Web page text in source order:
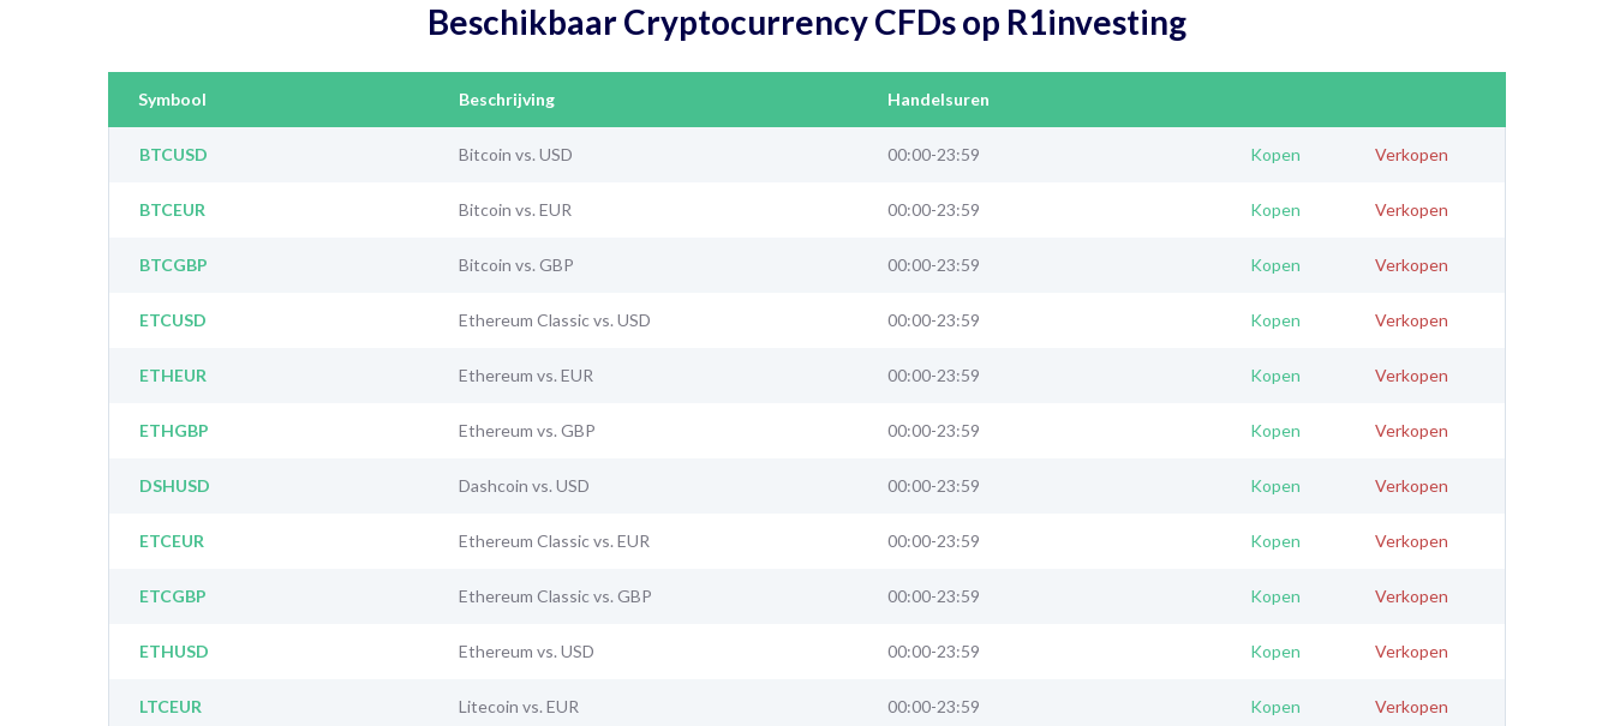
Beschikbaar Cryptocurrency CFDs op R1investing
Symbool Beschrijving Handelsuren
BTCUSD Bitcoin vs. USD 00:00-23:59 Kopen Verkopen
BTCEUR Bitcoin vs. EUR 00:00-23:59 Kopen Verkopen
BTCGBP Bitcoin vs. GBP 00:00-23:59 Kopen Verkopen
ETCUSD Ethereum Classic vs. USD 00:00-23:59 Kopen Verkopen
ETHEUR Ethereum vs. EUR 00:00-23:59 Kopen Verkopen
ETHGBP Ethereum vs. GBP 00:00-23:59 Kopen Verkopen
DSHUSD Dashcoin vs. USD 00:00-23:59 Kopen Verkopen
ETCEUR Ethereum Classic vs. EUR 00:00-23:59 Kopen Verkopen
ETCGBP Ethereum Classic vs. GBP 00:00-23:59 Kopen Verkopen
ETHUSD Ethereum vs. USD 00:00-23:59 Kopen Verkopen
LTCEUR Litecoin vs. EUR 00:00-23:59 Kopen Verkopen